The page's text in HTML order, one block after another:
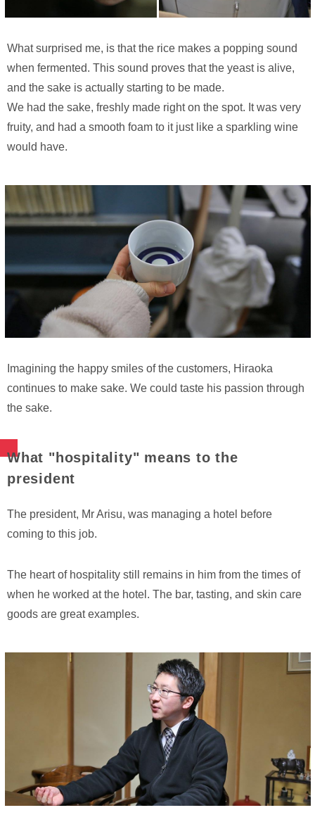
What surprised me, is that the rice makes a popping sound
when fermented. This sound proves that the yeast is alive,
and the sake is actually starting to be made.
We had the sake, freshly made right on the spot. It was very
fruity, and had a smooth foam to it just like a sparkling wine
would have.
Imagining the happy smiles of the customers, Hiraoka
continues to make sake. We could taste his passion through
the sake.
What "hospitality" means to the
president
The president, Mr Arisu, was managing a hotel before
coming to this job.
The heart of hospitality still remains in him from the times of
when he worked at the hotel. The bar, tasting, and skin care
goods are great examples.